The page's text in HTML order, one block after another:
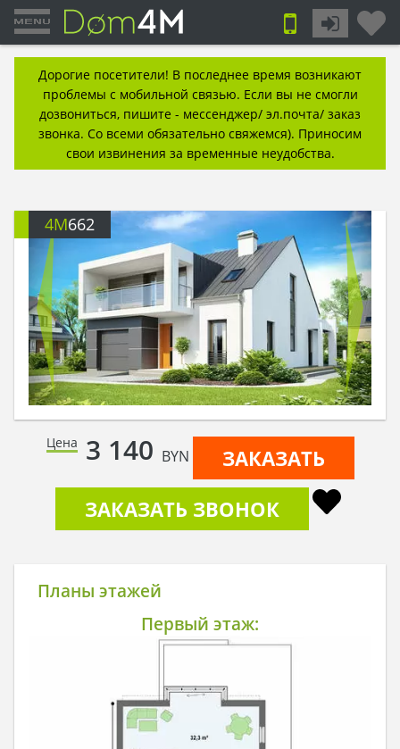
Дорогие посетители! В последнее время возникают
проблемы с мобильной связью. Если вы не смогли
дозвониться, пишите - мессенджер/ эл.почта/ заказ
звонка. Со всеми обязательно свяжемся). Приносим
свои извинения за временные неудобства.
4M662
Цена 3 140 BYN
ЗАКАЗАТЬ
ЗАКАЗАТЬ ЗВОНОК
Планы этажей
Первый этаж: